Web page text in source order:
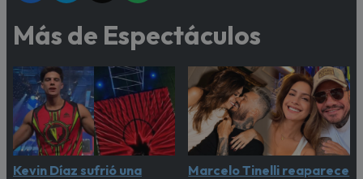
Más de Espectáculos
Kevin Díaz sufrió una
Marcelo Tinelli reaparece